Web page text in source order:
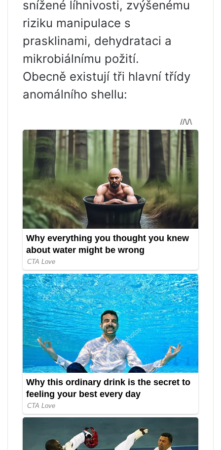
snížené líhnivosti, zvýšenému
riziku manipulace s
prasklinami, dehydrataci a
mikrobiálnímu požití.
Obecně existují tři hlavní třídy
anomálního shellu: